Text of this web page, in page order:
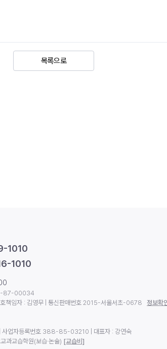
목록으로
1010
1010
87-00034
책임자 : 김영무 | 통신판매번호 2015-서울서초-0678 정보확
사업자등록번호 388-85-03210 | 대표자 : 강연숙
과교습학원(보습·논술) [교습비]